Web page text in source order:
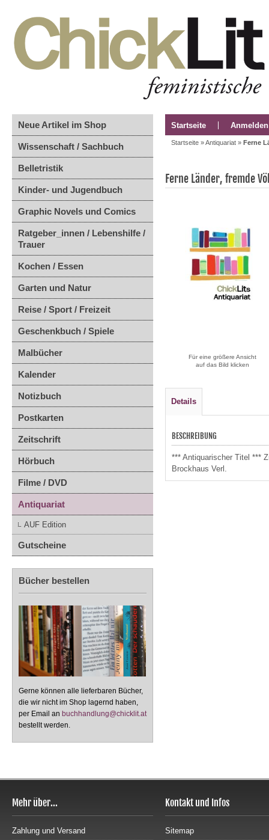
Neue Artikel im Shop
Wissenschaft / Sachbuch
Belletristik
Kinder- und Jugendbuch
Graphic Novels und Comics
Ratgeber_innen / Lebenshilfe /
Trauer
Kochen / Essen
Garten und Natur
Reise / Sport / Freizeit
Geschenkbuch / Spiele
Malbücher
Kalender
Notizbuch
Postkarten
Zeitschrift
Hörbuch
Filme / DVD
Antiquariat
AUF Edition
Gutscheine
Bücher bestellen
Gerne können alle lieferbaren Bücher,
die wir nicht im Shop lagernd haben,
per Email an buchhandlung@chicklit.at
bestellt werden.
Startseite Anmelden
Startseite »Antiquariat » Ferne
Ferne Länder, fremde
Für eine größere Ansicht
auf das Bild klicken
Details
BESCHREIBUNG
*** Antiquarischer Titel ***
Brockhaus Verl.
Mehr über...
Zahlung und Versand
Kontakt und Infos
Sitemap